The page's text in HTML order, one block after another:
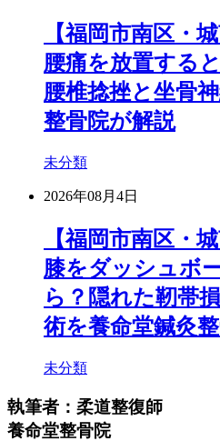
【福岡市南区・
腰痛を放置する
腰椎捻挫と坐骨
整骨院が解説
未分類
2026年08月4日
【福岡市南区・
膝をダッシュボ
ら？隠れた靭帯
術を養命堂鍼灸
未分類
執筆者：柔道整復師
養命堂整骨院